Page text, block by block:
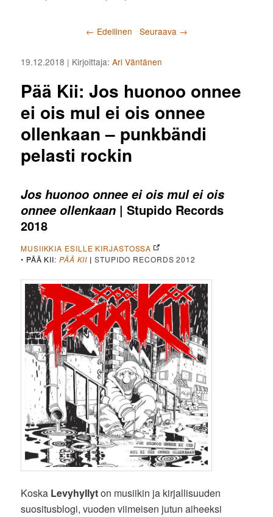
Artikkelien selaus
← Edellinen Seuraava →
Pää Kii: Jos huonoo onnee
ei ois mul ei ois onnee
ollenkaan – punkbändi
pelasti rockin
19.12.2018 | Kirjoittaja:Ari Väntänen
Jos huonoo onnee ei ois mul ei ois
onnee ollenkaan | Stupido Records
2018
MUSIIKKIA ESILLE KIRJASTOSSA
• PÄÄ KII: PÄÄ KII | STUPIDO RECORDS 2012
Koska Levyhyllyton musiikin ja kirjallisuuden
suositusblogi, vuoden viimeisen jutun aiheeksi